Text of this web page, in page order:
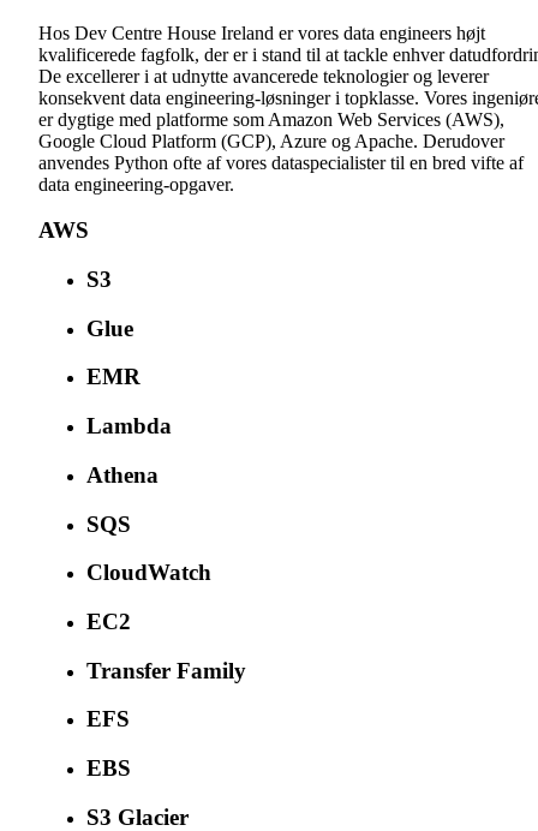
Hos Dev Centre House Ireland er vores data engineers højt
kvalificerede fagfolk, der er i stand til at tackle enhver
De excellerer i at udnytte avancerede teknologier og leverer
konsekvent data engineering-løsninger i topklasse. Vores
er dygtige med platforme som Amazon Web Services (AWS),
Google Cloud Platform (GCP), Azure og Apache. Derudover
anvendes Python ofte af vores dataspecialister til en bred vifte af
data engineering-opgaver.
AWS
S3
Glue
EMR
Lambda
Athena
SQS
CloudWatch
EC2
Transfer Family
EFS
EBS
S3 Glacier